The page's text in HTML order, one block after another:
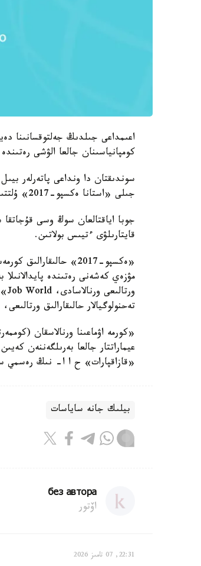
كومپانياسىنان جالعا الۋشى
جىلى «استانا ەكسپو-2017» ۇلتتىق كومپانياسىنىڭ يەلىگىنە بەرىلگەن- ءدى.
جوبا اياقتالعان سوڭ وسى
قايتارىلۋى ءتيىس بولاتىن.
«ەكسپو-2017»
تەحنولوگيالار حالىقارالىق ورتالىعى، D4 - حالىقارالىق IT- تەحنوپارك ەنشىسىنە بەرىلەدى.
«كورمە اۋماعىنا ورنالاسقان
«قازاقپارات» ح ا ا- نىڭ رەسمي
بيلىك جانە ساياسات
без автора
اۆتور
22:31, 07 تامىز 2026